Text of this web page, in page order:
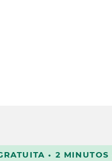
• 2 MINUTOS